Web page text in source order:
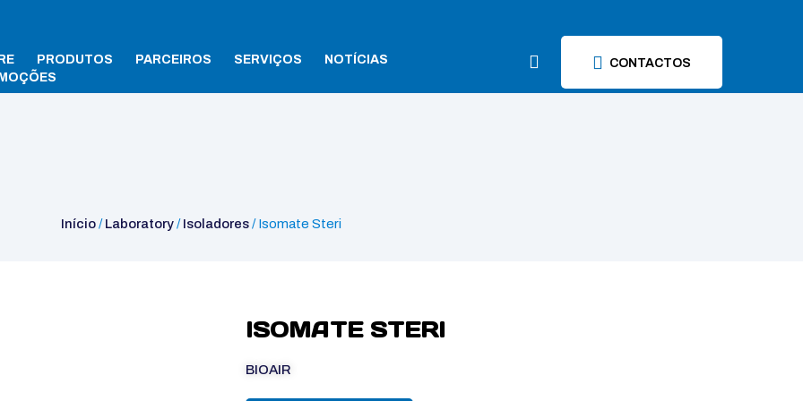
PRODUTOS PARCEIROS SERVIÇOS
NOTÍCIAS
CONTACTOS
Início/Laboratory/Isoladores/ Isomate Steri
ISOMATE STERI
BIOAIR